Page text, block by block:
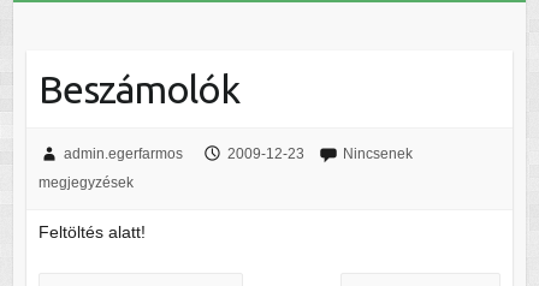
Beszámolók
admin.egerfarmos 2009-12-23
Nincsenek
megjegyzések
Feltöltés alatt!